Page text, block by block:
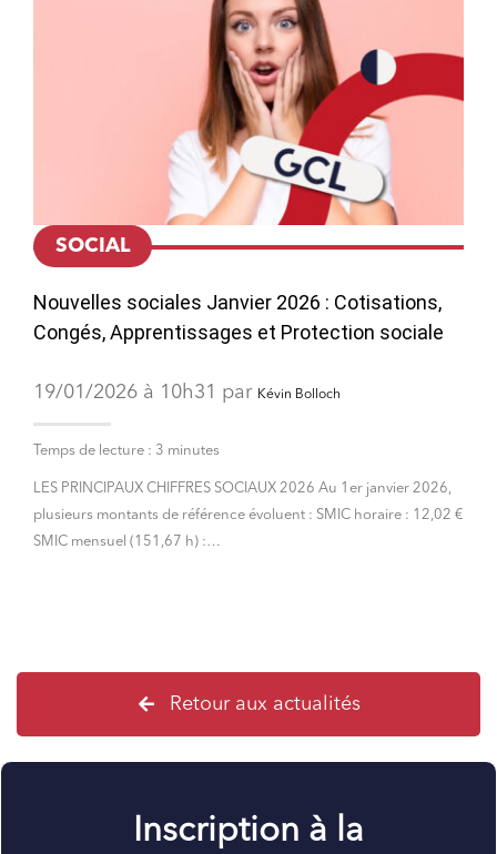
SOCIAL
Nouvelles sociales Janvier 2026 : Cotisations,
Congés, Apprentissages et Protection sociale
19/01/2026 à 10h31 par Kévin Bolloch
Temps de lecture : 3 minutes
LES PRINCIPAUX CHIFFRES SOCIAUX 2026 Au 1er janvier 2026,
plusieurs montants de référence évoluent : SMIC horaire : 12,02 €
SMIC mensuel (151,67 h) :…
Retour aux actualités
Inscription à la